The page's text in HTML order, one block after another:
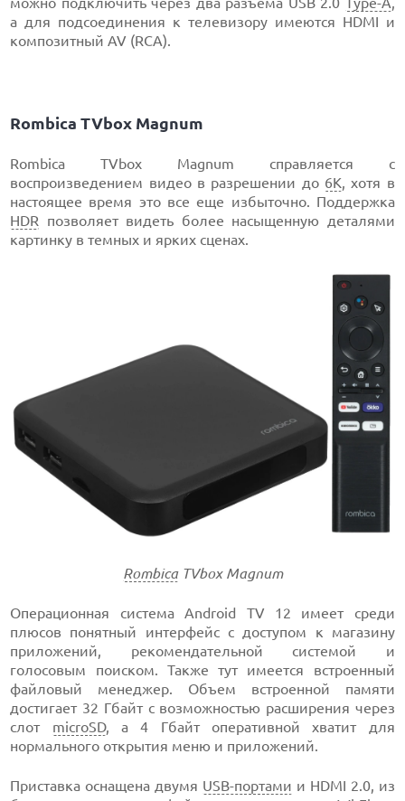
а для подсоединения к телевизору имеются HDMI и
композитный AV (RCA).
Rombica TVbox Magnum
Rombica TVbox Magnum справляется с
воспроизведением видео в разрешении до 6К, хотя в
настоящее время это все еще избыточно. Поддержка
HDR позволяет видеть более насыщенную деталями
картинку в темных и ярких сценах.
RombicaTVbox Magnum
Операционная система Android TV 12 имеет среди
плюсов понятный интерфейс с доступом к магазину
приложений, рекомендательной системой и
голосовым поиском. Также тут имеется встроенный
файловый менеджер. Объем встроенной памяти
достигает 32 Гбайт с возможностью расширения через
слот microSD, а 4 Гбайт оперативной хватит для
нормального открытия меню и приложений.
Приставка оснащена двумя USB-портами и HDMI 2.0, из